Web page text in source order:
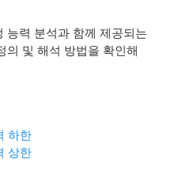
능력 분석과 함께 제공되는
의 및 해석 방법을 확인해
하한
상한